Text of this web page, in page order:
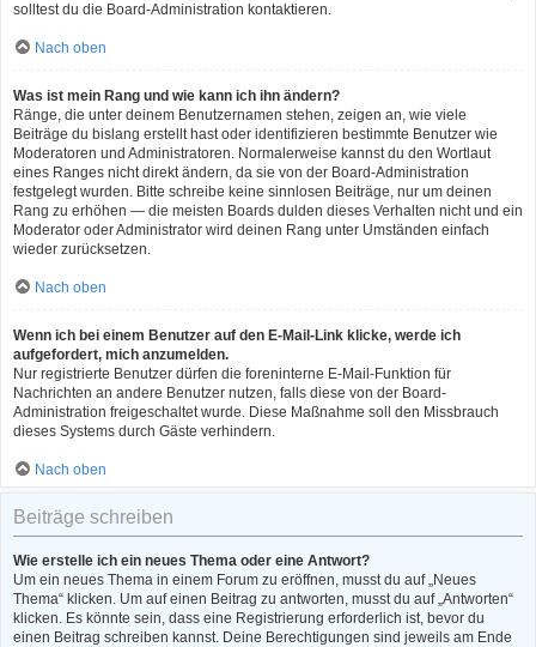
solltest du die Board-Administration kontaktieren.
Nach oben
Was ist mein Rang und wie kann ich ihn ändern?
Ränge, die unter deinem Benutzernamen stehen, zeigen an, wie viele
Beiträge du bislang erstellt hast oder identifizieren bestimmte Benutzer wie
Moderatoren und Administratoren. Normalerweise kannst du den Wortlaut
eines Ranges nicht direkt ändern, da sie von der Board-Administration
festgelegt wurden. Bitte schreibe keine sinnlosen Beiträge, nur um deinen
Rang zu erhöhen — die meisten Boards dulden dieses Verhalten nicht und ein
Moderator oder Administrator wird deinen Rang unter Umständen einfach
wieder zurücksetzen.
Nach oben
Wenn ich bei einem Benutzer auf den E-Mail-Link klicke, werde ich
aufgefordert, mich anzumelden.
Nur registrierte Benutzer dürfen die foreninterne E-Mail-Funktion für
Nachrichten an andere Benutzer nutzen, falls diese von der Board-
Administration freigeschaltet wurde. Diese Maßnahme soll den Missbrauch
dieses Systems durch Gäste verhindern.
Nach oben
Beiträge schreiben
Wie erstelle ich ein neues Thema oder eine Antwort?
Um ein neues Thema in einem Forum zu eröffnen, musst du auf „Neues
Thema“ klicken. Um auf einen Beitrag zu antworten, musst du auf „Antworten“
klicken. Es könnte sein, dass eine Registrierung erforderlich ist, bevor du
einen Beitrag schreiben kannst. Deine Berechtigungen sind jeweils am Ende